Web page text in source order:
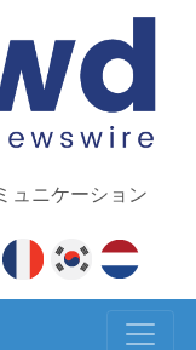
ュニケーション